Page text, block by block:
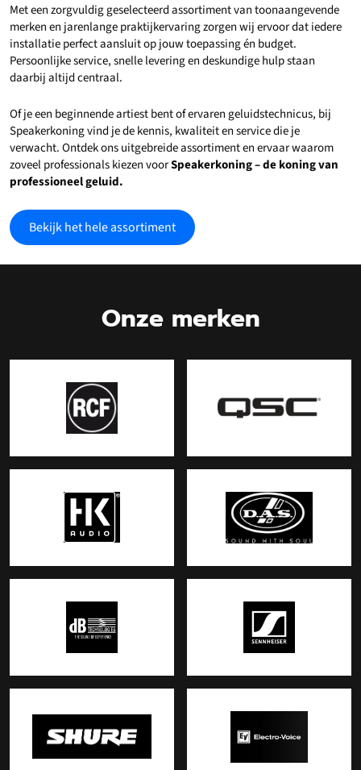
Met een zorgvuldig geselecteerd assortiment van toonaangevende
merken en jarenlange praktijkervaring zorgen wij ervoor dat iedere
installatie perfect aansluit op jouw toepassing én budget.
Persoonlijke service, snelle levering en deskundige hulp staan
daarbij altijd centraal.
Of je een beginnende artiest bent of ervaren geluidstechnicus, bij
Speakerkoning vind je de kennis, kwaliteit en service die je
verwacht. Ontdek ons uitgebreide assortiment en ervaar waarom
zoveel professionals kiezen voorSpeakerkoning – de koning van
professioneel geluid.
Bekijk het hele assortiment
Onze merken